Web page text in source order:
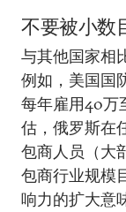
不要被小数
与其他国家相
例如，美国国
每年雇用40万
估，俄罗斯在
包商人员（大
包商行业规模
响力的扩大意